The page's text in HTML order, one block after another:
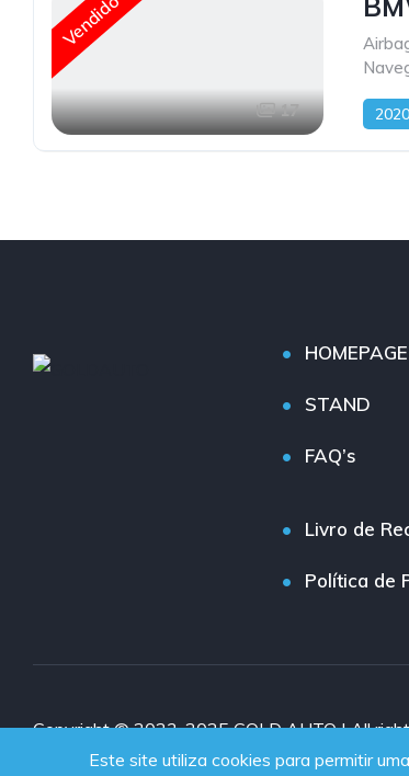
Vendido
17 2020
HOMEPAGE
STAND
FAQ’s
Livro de
Política de
Copyright © 2023-2025 GOLD AUTO | All
Este site utiliza cookies para permitir